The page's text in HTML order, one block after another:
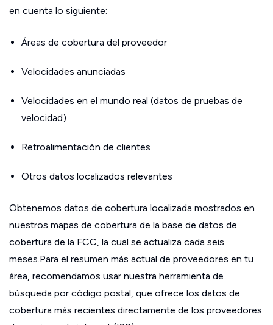
en cuenta lo siguiente:
Áreas de cobertura del proveedor
Velocidades anunciadas
Velocidades en el mundo real (datos de pruebas de
velocidad)
Retroalimentación de clientes
Otros datos localizados relevantes
Obtenemos datos de cobertura localizada mostrados en
nuestros mapas de cobertura de la base de datos de
cobertura de la FCC, la cual se actualiza cada seis
meses.Para el resumen más actual de proveedores en tu
área, recomendamos usar nuestra herramienta de
búsqueda por código postal, que ofrece los datos de
cobertura más recientes directamente de los proveedores